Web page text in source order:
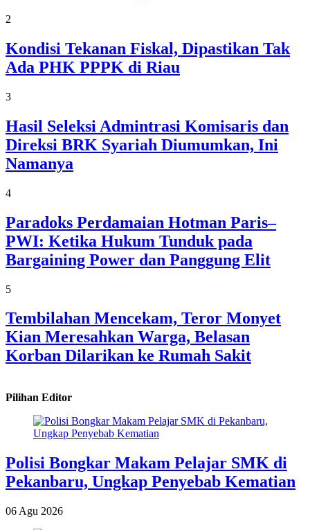
2
Kondisi Tekanan Fiskal, Dipastikan Tak
Ada PHK PPPK di Riau
3
Hasil Seleksi Admintrasi Komisaris dan
Direksi BRK Syariah Diumumkan, Ini
Namanya
4
Paradoks Perdamaian Hotman Paris–
PWI: Ketika Hukum Tunduk pada
Bargaining Power dan Panggung Elit
5
Tembilahan Mencekam, Teror Monyet
Kian Meresahkan Warga, Belasan
Korban Dilarikan ke Rumah Sakit
Pilihan Editor
Polisi Bongkar Makam Pelajar SMK di
Pekanbaru, Ungkap Penyebab Kematian
06 Agu 2026